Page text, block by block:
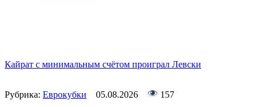
Кайрат с минимальным счётом проиграл Левски
Рубрика: Еврокубки 05.08.2026 157